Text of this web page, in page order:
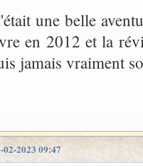
une belle
en 2012 et la
jamais vraiment
02-2023 09:47